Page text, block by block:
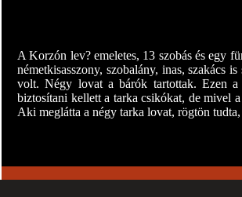
A Korzón lev? emeletes, 13 szobás és egy
németkisasszony, szobalány, inas,
volt. Négy lovat a bárók tartottak. Ezen
biztosítani kellett a tarka csikókat, de mivel
Aki meglátta a négy tarka lovat, rögtön